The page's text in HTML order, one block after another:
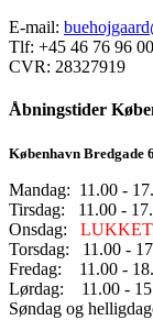
E-mail:
Tlf: +45 46 76 96 00
CVR: 28327919
Åbningstider
København Bredgade
Mandag: 11.00 -
Tirsdag: 11.00 -
Onsdag: LUKKET
Torsdag: 11.00 -
Fredag: 11.00 -
Lørdag: 11.00 -
Søndag og